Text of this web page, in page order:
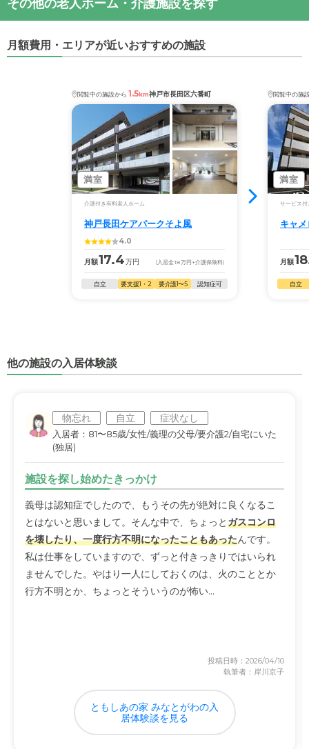
その他の老人ホーム・介護施設を探す
月額費用・エリアが近いおすすめの施設
閲覧中の施設から 1.5km神戸市長田区六番町
満室
介護付き有料老人ホーム
神戸長田ケアパークそよ風
4.0
月額17.4万円 (入居金18万円 +介護保険料)
自立 要支援1・2 要介護1〜5 認知症可
閲覧中の施
満室
サービス付
キャ
月額
自立
他の施設の入居体験談
物忘れ 自立 症状なし
入居者：81〜85歳/女性/義理の父母/要介護2/自宅にいた
(独居)
施設を探し始めたきっかけ
義母は認知症でしたので、もうその先が絶対に良くなるこ
とはないと思いまして。そんな中で、ちょっとガスコンロ
を壊したり、一度行方不明になったこともあったんです。
私は仕事をしていますので、ずっと付きっきりではいられ
ませんでした。やはり一人にしておくのは、火のこととか
行方不明とか、ちょっとそういうのが怖い...
投稿日時：2026/04/10
執筆者：岸川京子
ともしあの家 みなとがわの入
居体験談を見る